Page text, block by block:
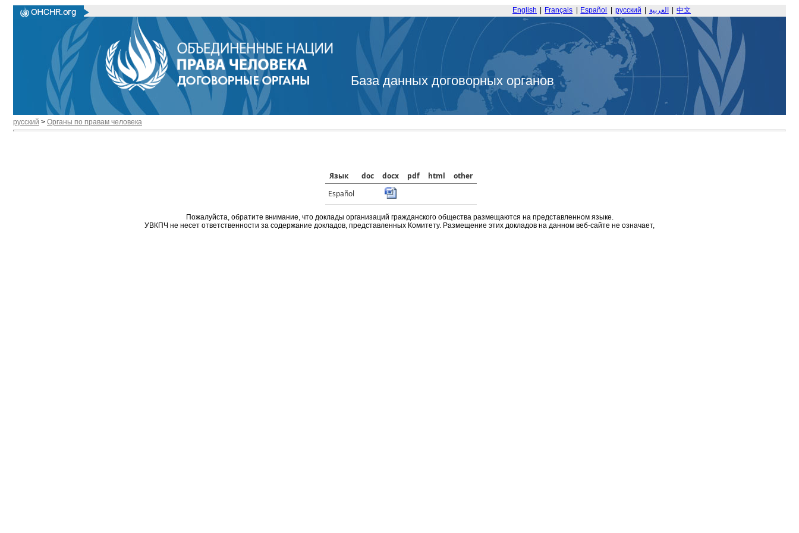
English Français Español русский العربية 中文
База данных договорных органов
русский > Органы по правам человека
Язык doc docx pdf html
other
Español
Пожалуйста, обратите внимание, что доклады организаций гражданского общества размещаются на представленном языке.
УВКПЧ не несет ответственности за содержание докладов, представленных Комитету. Размещение этих докладов на данном веб-сайте не означает,